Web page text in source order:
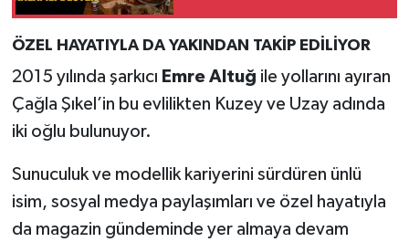
ÖZEL HAYATIYLA DA YAKINDAN TAKİP EDİLİYOR
2015 yılında şarkıcı Emre Altuğ ile yollarını ayıran
Çağla Şıkel’in bu evlilikten Kuzey ve Uzay adında
iki oğlu bulunuyor.
Sunuculuk ve modellik kariyerini sürdüren ünlü
isim, sosyal medya paylaşımları ve özel hayatıyla
da magazin gündeminde yer almaya devam